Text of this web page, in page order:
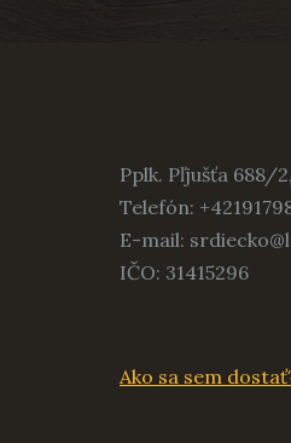
Pplk. Pľjušťa 688/
Telefón:
E-mail:
IČO: 31415296
Ako sa sem